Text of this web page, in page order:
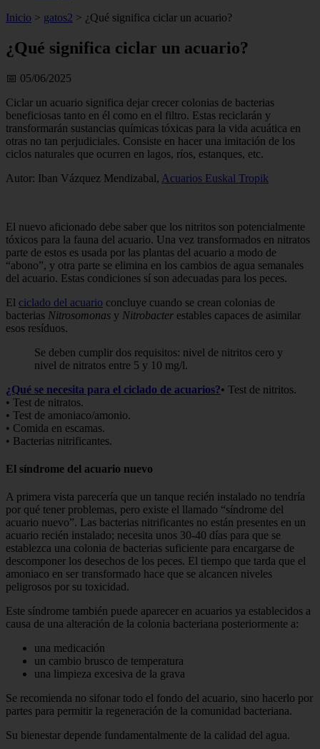
Inicio > gatos2 > ¿Qué significa ciclar un acuario?
¿Qué significa ciclar un acuario?
📅 05/06/2025
Ciclar un acuario significa dejar crecer colonias de bacterias
beneficiosas tanto en él como en el filtro. Estas reciclarán y
transformarán sustancias químicas tóxicas para la vida acuática en
otras no tan perjudiciales. Consiste en hacer una imitación de los
ciclos naturales que ocurren en lagos, ríos, estanques, etc.
Autor: Iban Vázquez Mendizabal, Acuarios Euskal Tropik
El nuevo aficionado debe saber que los nitritos son potencialmente
tóxicos para la fauna del acuario. Una vez transformados en nitratos
parte de estos es usada por las plantas del acuario a modo de
“abono”, y otra parte se elimina en los cambios de agua semanales
del acuario. Estas condiciones sí son adecuadas para los peces.
El ciclado del acuario concluye cuando se crean colonias de
bacterias Nitrosomonas y Nitrobacter estables capaces de asimilar
esos resíduos.
Se deben cumplir dos requisitos: nivel de nitritos cero y
nivel de nitratos entre 5 y 10 mg/l.
¿Qué se necesita para el ciclado de acuarios?• Test de nitritos.
• Test de nitratos.
• Test de amoniaco/amonio.
• Comida en escamas.
• Bacterias nitrificantes.
El síndrome del acuario nuevo
A primera vista parecería que un tanque recién instalado no tendría
por qué tener problemas, pero existe el llamado “síndrome del
acuario nuevo”. Las bacterias nitrificantes no están presentes en un
acuario recién instalado; necesita unos 30-40 días para que se
establezca una colonia de bacterias suficiente para encargarse de
descomponer los desechos de los peces. El tiempo que tarda que el
amoniaco en ser transformado hace que se alcancen niveles
peligrosos por su toxicidad.
Este síndrome también puede aparecer en acuarios ya establecidos a
causa de una alteración de la colonia bacteriana posteriormente a:
una medicación
un cambio brusco de temperatura
una limpieza excesiva de la grava
Se recomienda no sifonar todo el fondo del acuario, sino hacerlo por
partes para permitir la regeneración de la comunidad bacteriana.
Su bienestar depende fundamentalmente de la calidad del agua.